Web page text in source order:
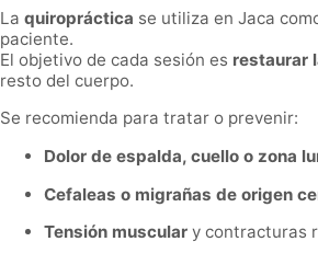
La quiropráctica se utiliza en Jaca
paciente.
El objetivo de cada sesión es restaurar
resto del cuerpo.
Se recomienda para tratar o prevenir:
Dolor de espalda, cuello o zona
Cefaleas o migrañas de origen
Tensión muscular y contracturas